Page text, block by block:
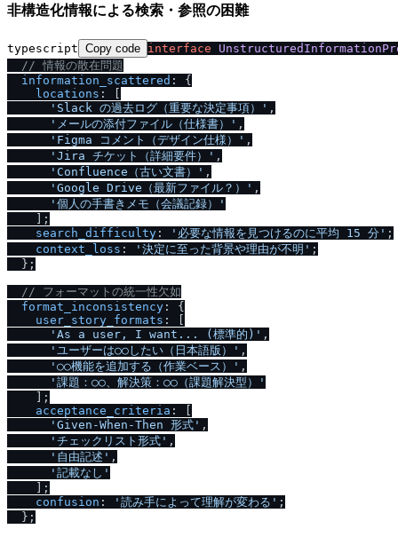
非構造化情報による検索・参照の困難
typescript Copy code interface
// 情報の散在問題
information_scattered : {
locations : [
'Slack の過去ログ（重要な決定事項）' ,
'メールの添付ファイル（仕様書）' ,
'Figma コメント（デザイン仕様）' ,
'Jira チケット（詳細要件）' ,
'Confluence（古い文書）' ,
'Google Drive（最新ファイル？）' ,
'個人の手書きメモ（会議記録）'
    ];
search_difficulty : '必要な情報を見つけるのに平均 15 分' ;
context_loss : '決定に至った背景や理由が不明' ;
  };
// フォーマットの統一性欠如
format_inconsistency : {
user_story_formats : [
'As a user, I want... (標準的)' ,
'ユーザーは○○したい（日本語版）' ,
'○○機能を追加する（作業ベース）' ,
'課題：○○、解決策：○○（課題解決型）'
    ];
acceptance_criteria : [
'Given-When-Then 形式' ,
'チェックリスト形式' ,
'自由記述' ,
'記載なし'
    ];
confusion : '読み手によって理解が変わる' ;
  };